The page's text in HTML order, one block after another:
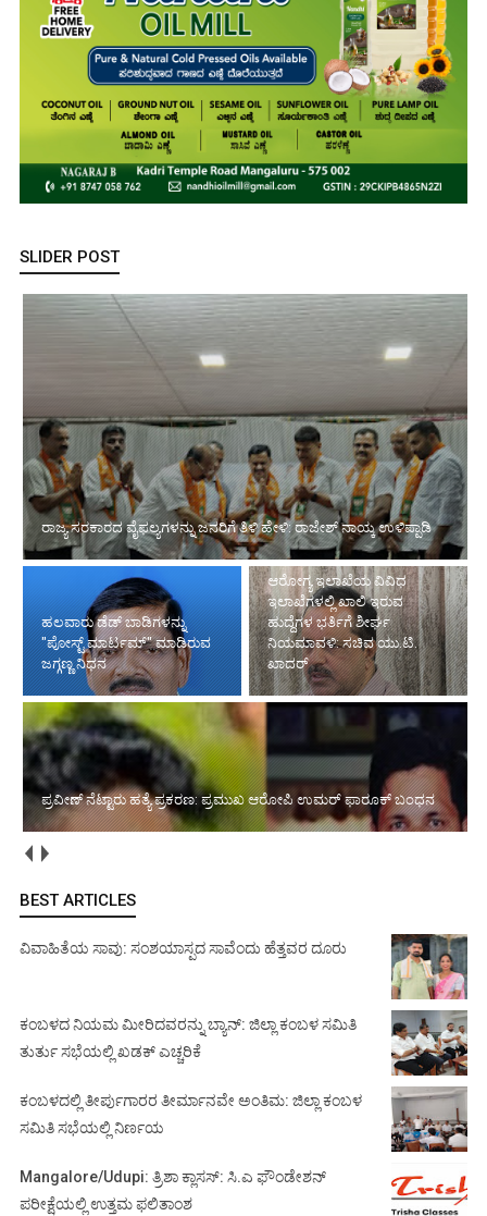
SLIDER POST
ರಾಜ್ಯ ಸರಕಾರದ ವೈಫಲ್ಯಗಳನ್ನು ಜನರಿಗೆ ತಿಳಿ ಹೇಳಿ: ರಾಜೇಶ್ ನಾಯ್ಕ ಉಳಿಪ್ಪಾಡಿ
ಹಲವಾರು ಡೆಡ್ ಬಾಡಿಗಳನ್ನು
"ಪೋಸ್ಟ್ ಮಾರ್ಟಮ್" ಮಾಡಿರುವ
ಜಗ್ಗಣ್ಣ ನಿಧನ
ಆರೋಗ್ಯ ಇಲಾಖೆಯ ವಿವಿಧ
ಇಲಾಖೆಗಳಲ್ಲಿ ಖಾಲಿ ಇರುವ
ಹುದ್ದೆಗಳ ಭರ್ತಿಗೆ ಶೀರ್ಘ
ನಿಯಮಾವಳಿ: ಸಚಿವ ಯು.ಟಿ.
ಖಾದರ್
ಪ್ರವೀಣ್ ನೆಟ್ಟಾರು ಹತ್ಯೆ ಪ್ರಕರಣ: ಪ್ರಮುಖ ಆರೋಪಿ ಉಮರ್ ಫಾರೂಕ್ ಬಂಧನ
BEST ARTICLES
ವಿವಾಹಿತೆಯ ಸಾವು: ಸಂಶಯಾಸ್ಪದ ಸಾವೆಂದು ಹೆತ್ತವರ ದೂರು
ಕಂಬಳದ ನಿಯಮ ಮೀರಿದವರನ್ನು ಬ್ಯಾನ್: ಜಿಲ್ಲಾ ಕಂಬಳ ಸಮಿತಿ
ತುರ್ತು ಸಭೆಯಲ್ಲಿ ಖಡಕ್ ಎಚ್ಚರಿಕೆ
ಕಂಬಳದಲ್ಲಿ ತೀರ್ಪುಗಾರರ ತೀರ್ಮಾನವೇ ಅಂತಿಮ: ಜಿಲ್ಲಾ ಕಂಬಳ
ಸಮಿತಿ ಸಭೆಯಲ್ಲಿ ನಿರ್ಣಯ
Mangalore/Udupi: ತ್ರಿಶಾ ಕ್ಲಾಸಸ್: ಸಿ.ಎ ಫೌಂಡೇಶನ್
ಪರೀಕ್ಷೆಯಲ್ಲಿ ಉತ್ತಮ ಫಲಿತಾಂಶ